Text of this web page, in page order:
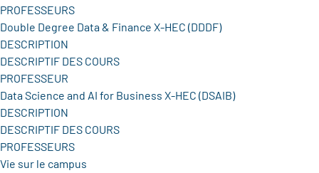
PROFESSEURS
Double Degree Data & Finance X-HEC (DDDF)
DESCRIPTION
DESCRIPTIF DES COURS
PROFESSEUR
Data Science and AI for Business X-HEC (DSAIB)
DESCRIPTION
DESCRIPTIF DES COURS
PROFESSEURS
Vie sur le campus